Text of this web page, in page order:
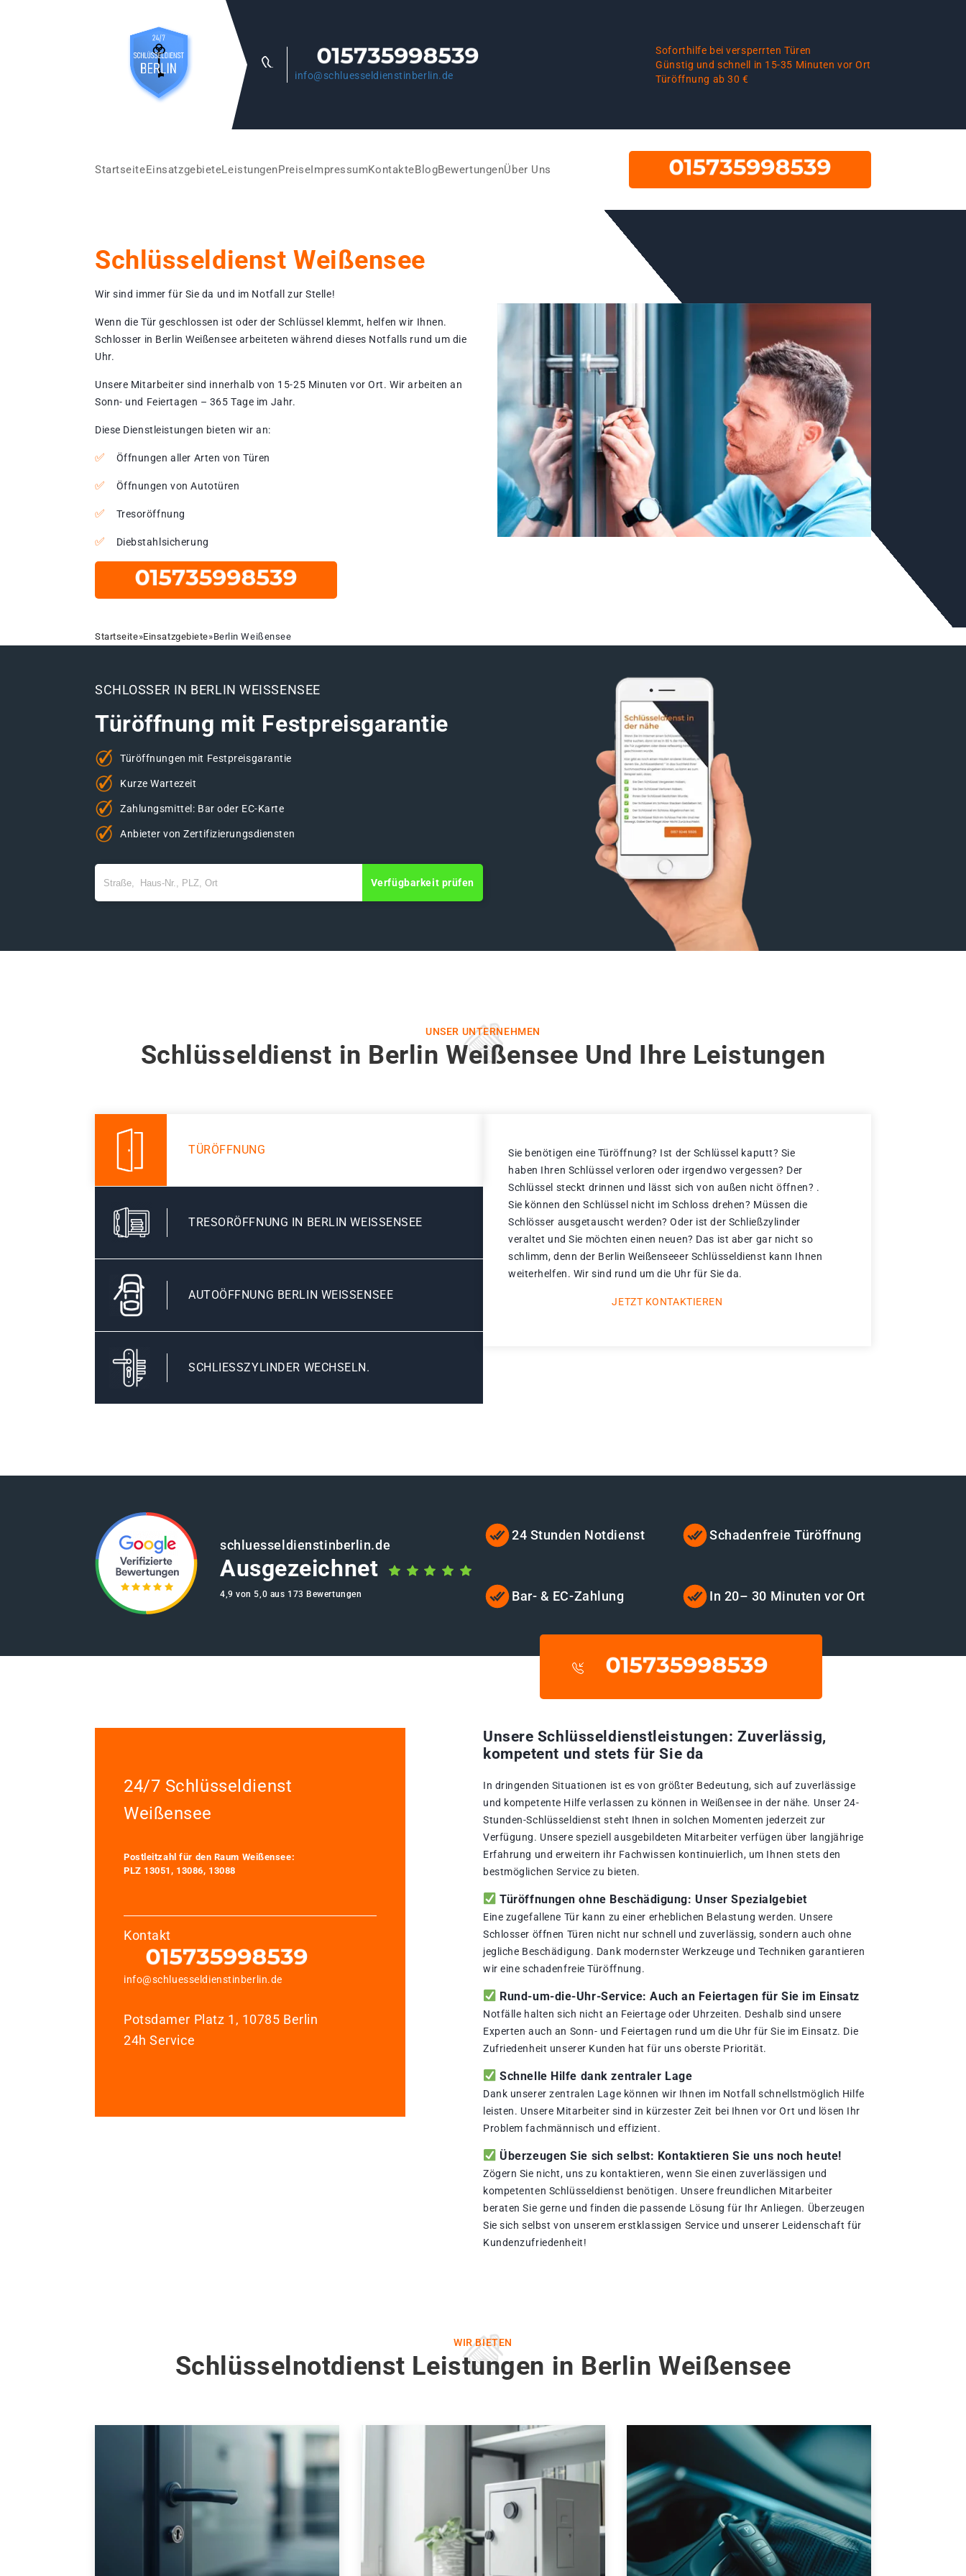
info@schluesseldienstinberlin.de
Soforthilfe bei versperrten Türen
Günstig und schnell in 15-35 Minuten vor Ort
Türöffnung ab 30 €
StartseiteEinsatzgebieteLeistungenPreiseImpressumKontakteBlogBewertungenÜber Uns
Schlüsseldienst Weißensee
Wir sind immer für Sie da und im Notfall zur Stelle!
Wenn die Tür geschlossen ist oder der Schlüssel klemmt, helfen wir Ihnen.
Schlosser in Berlin Weißensee arbeiteten während dieses Notfalls rund um die
Uhr.
Unsere Mitarbeiter sind innerhalb von 15-25 Minuten vor Ort. Wir arbeiten an
Sonn- und Feiertagen – 365 Tage im Jahr.
Diese Dienstleistungen bieten wir an:
Öffnungen aller Arten von Türen
Öffnungen von Autotüren
Tresoröffnung
Diebstahlsicherung
Startseite»Einsatzgebiete»Berlin Weißensee
SCHLOSSER IN BERLIN WEISSENSEE
Türöffnung mit Festpreisgarantie
Türöffnungen mit Festpreisgarantie
Kurze Wartezeit
Zahlungsmittel: Bar oder EC-Karte
Anbieter von Zertifizierungsdiensten
Verfügbarkeit prüfen
UNSER UNTERNEHMEN
Schlüsseldienst in Berlin Weißensee Und Ihre Leistungen
TÜRÖFFNUNG
TRESORÖFFNUNG IN BERLIN WEISSENSEE
AUTOÖFFNUNG BERLIN WEISSENSEE
SCHLIESSZYLINDER WECHSELN.
Sie benötigen eine Türöffnung? Ist der Schlüssel kaputt? Sie
haben Ihren Schlüssel verloren oder irgendwo vergessen? Der
Schlüssel steckt drinnen und lässt sich von außen nicht öffnen? .
Sie können den Schlüssel nicht im Schloss drehen? Müssen die
Schlösser ausgetauscht werden? Oder ist der Schließzylinder
veraltet und Sie möchten einen neuen? Das ist aber gar nicht so
schlimm, denn der Berlin Weißenseeer Schlüsseldienst kann Ihnen
weiterhelfen. Wir sind rund um die Uhr für Sie da.
JETZT KONTAKTIEREN
schluesseldienstinberlin.de
Ausgezeichnet
4,9 von 5,0 aus 173 Bewertungen
24 Stunden Notdienst Schadenfreie Türöffnung
Bar- & EC-Zahlung In 20– 30 Minuten vor Ort
24/7 Schlüsseldienst
Weißensee
Postleitzahl für den Raum Weißensee:
PLZ 13051, 13086, 13088
Kontakt
info@schluesseldienstinberlin.de
Potsdamer Platz 1, 10785 Berlin
24h Service
Unsere Schlüsseldienstleistungen: Zuverlässig,
kompetent und stets für Sie da
In dringenden Situationen ist es von größter Bedeutung, sich auf zuverlässige
und kompetente Hilfe verlassen zu können in Weißensee in der nähe. Unser 24-
Stunden-Schlüsseldienst steht Ihnen in solchen Momenten jederzeit zur
Verfügung. Unsere speziell ausgebildeten Mitarbeiter verfügen über langjährige
Erfahrung und erweitern ihr Fachwissen kontinuierlich, um Ihnen stets den
bestmöglichen Service zu bieten.
Türöffnungen ohne Beschädigung: Unser Spezialgebiet
Eine zugefallene Tür kann zu einer erheblichen Belastung werden. Unsere
Schlosser öffnen Türen nicht nur schnell und zuverlässig, sondern auch ohne
jegliche Beschädigung. Dank modernster Werkzeuge und Techniken garantieren
wir eine schadenfreie Türöffnung.
Rund-um-die-Uhr-Service: Auch an Feiertagen für Sie im Einsatz
Notfälle halten sich nicht an Feiertage oder Uhrzeiten. Deshalb sind unsere
Experten auch an Sonn- und Feiertagen rund um die Uhr für Sie im Einsatz. Die
Zufriedenheit unserer Kunden hat für uns oberste Priorität.
Schnelle Hilfe dank zentraler Lage
Dank unserer zentralen Lage können wir Ihnen im Notfall schnellstmöglich Hilfe
leisten. Unsere Mitarbeiter sind in kürzester Zeit bei Ihnen vor Ort und lösen Ihr
Problem fachmännisch und effizient.
Überzeugen Sie sich selbst: Kontaktieren Sie uns noch heute!
Zögern Sie nicht, uns zu kontaktieren, wenn Sie einen zuverlässigen und
kompetenten Schlüsseldienst benötigen. Unsere freundlichen Mitarbeiter
beraten Sie gerne und finden die passende Lösung für Ihr Anliegen. Überzeugen
Sie sich selbst von unserem erstklassigen Service und unserer Leidenschaft für
Kundenzufriedenheit!
WIR BIETEN
Schlüsselnotdienst Leistungen in Berlin Weißensee